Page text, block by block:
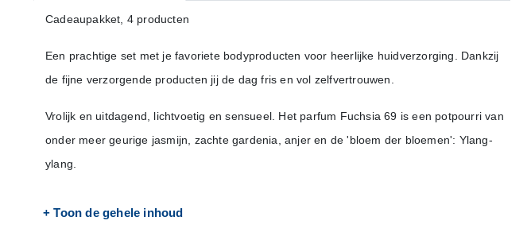
Cadeaupakket, 4 producten
Een prachtige set met je favoriete bodyproducten voor heerlijke huidverzorging. Dankzij
de fijne verzorgende producten jij de dag fris en vol zelfvertrouwen.
Vrolijk en uitdagend, lichtvoetig en sensueel. Het parfum Fuchsia 69 is een potpourri van
onder meer geurige jasmijn, zachte gardenia, anjer en de 'bloem der bloemen': Ylang-
ylang.
+ Toon de gehele inhoud